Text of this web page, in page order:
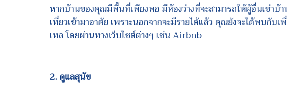
หากบ้านของคุณมีพื้นที่เพียงพอ มีห้องว่างที่จะสามารถให้ผู้อื่นเช่าบ้
เที่ยวเข้ามาอาศัย เพราะนอกจากจะมีรายได้แล้ว คุณยังจะได้พบกั
เทล โดยผ่านทางเว็บไซต์ต่างๆ เช่น Airbnb
2. ดูแลสุนัข